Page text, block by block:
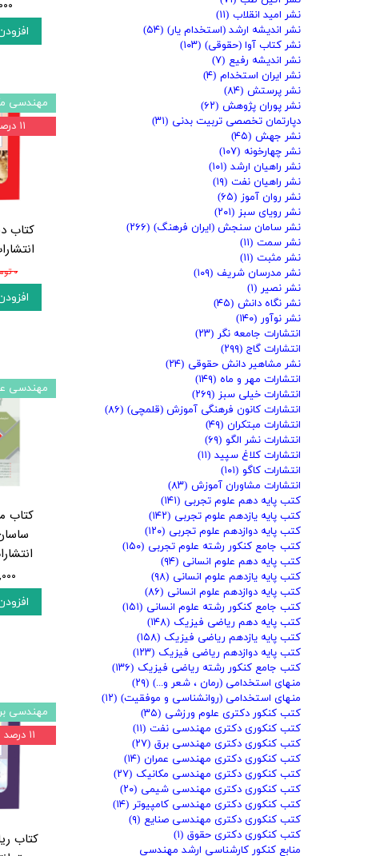
کتاب
۰ تومان
مهندسی
۱۱ درصد
کتاب
مهندسی
کتاب
مهندسی
۱۱ درصد
نشر امید انقلاب (۱۱)
نشر اندیشه ارشد (استخدام یار) (۵۴)
نشر کتاب آوا (حقوقی) (۱۰۳)
نشر اندیشه رفیع (۷)
نشر ایران استخدام (۴)
نشر پرستش (۸۴)
نشر پوران پژوهش (۶۲)
دپارتمان تخصصی تربیت بدنی (۳۱)
نشر جهش (۴۵)
نشر چهارخونه (۱۰۷)
نشر راهیان ارشد (۱۰۱)
نشر راهیان نفت (۱۹)
نشر روان آموز (۶۵)
نشر رویای سبز (۲۰۱)
نشر سامان سنجش (ایران فرهنگ) (۲۶۶)
نشر سمت (۱۱)
نشر مثبت (۱۱)
نشر مدرسان شریف (۱۰۹)
نشر نصیر (۱)
نشر نگاه دانش (۴۵)
نشر نوآور (۱۴۰)
انتشارات جامعه نگر (۲۳)
انتشارات گاج (۲۹۹)
نشر مشاهیر دانش حقوقی (۲۴)
انتشارات مهر و ماه (۱۴۹)
انتشارات خیلی سبز (۲۶۹)
انتشارات کانون فرهنگی آموزش (قلمچی) (۸۶)
انتشارات مبتکران (۴۹)
انتشارات نشر الگو (۶۹)
انتشارات کلاغ سپید (۱۱)
انتشارات کاگو (۱۰۱)
انتشارات مشاوران آموزش (۸۳)
کتب پایه دهم علوم تجربی (۱۴۱)
کتب پایه یازدهم علوم تجربی (۱۴۲)
کتب پایه دوازدهم علوم تجربی (۱۲۰)
کتب جامع کنکور رشته علوم تجربی (۱۵۰)
کتب پایه دهم علوم انسانی (۹۴)
کتب پایه یازدهم علوم انسانی (۹۸)
کتب پایه دوازدهم علوم انسانی (۸۶)
کتب جامع کنکور رشته علوم انسانی (۱۵۱)
کتب پایه دهم ریاضی فیزیک (۱۴۸)
کتب پایه یازدهم ریاضی فیزیک (۱۵۸)
کتب پایه دوازدهم ریاضی فیزیک (۱۲۳)
کتب جامع کنکور رشته ریاضی فیزیک (۱۳۶)
منهای استخدامی (رمان ، شعر و...) (۲۹)
منهای استخدامی (روانشناسی و موفقیت) (۱۲)
کتب کنکور دکتری علوم ورزشی (۳۵)
کتب کنکوری دکتری مهندسی نفت (۱۱)
کتب کنکوری دکتری مهندسی برق (۲۷)
کتب کنکوری دکتری مهندسی عمران (۱۴)
کتب کنکوری دکتری مهندسی مکانیک (۲۷)
کتب کنکوری دکتری مهندسی شیمی (۲۰)
کتب کنکوری دکتری مهندسی کامپیوتر (۱۴)
کتب کنکوری دکتری مهندسی صنایع (۹)
کتب کنکوری دکتری حقوق (۱)
منابع کنکور کارشناسی ارشد مهندسی